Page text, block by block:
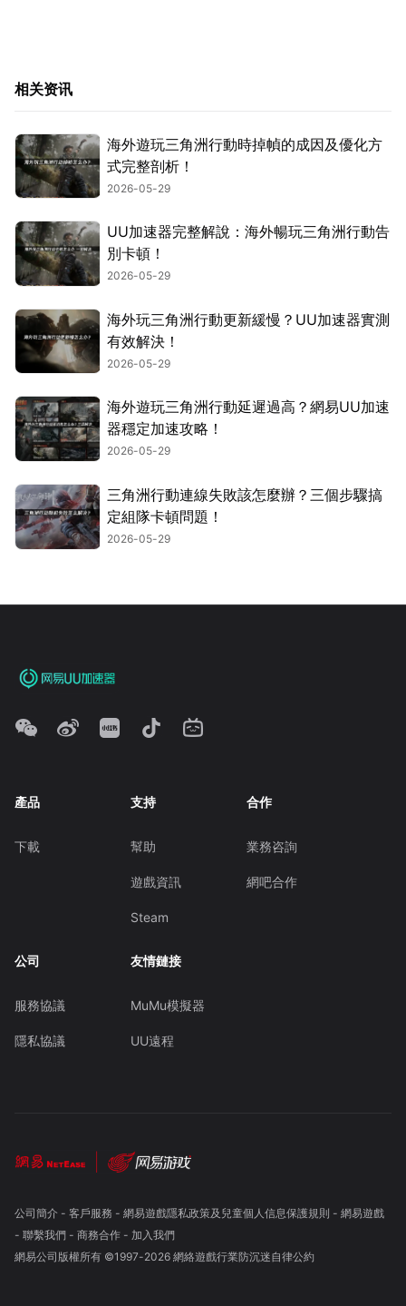
相关资讯
海外遊玩三角洲行動時掉幀的成因及優化方
式完整剖析！
2026-05-29
UU加速器完整解說：海外暢玩三角洲行動告
別卡頓！
2026-05-29
海外玩三角洲行動更新緩慢？UU加速器實測
有效解決！
2026-05-29
海外遊玩三角洲行動延遲過高？網易UU加速
器穩定加速攻略！
2026-05-29
三角洲行動連線失敗該怎麼辦？三個步驟搞
定組隊卡頓問題！
2026-05-29
產品
下載
支持
幫助
遊戲資訊
Steam
合作
業務咨詢
網吧合作
公司
服務協議
隱私協議
友情鏈接
MuMu模擬器
UU遠程
公司簡介- 客戶服務 - 網易遊戲隱私政策及兒童個人信息保護規則 - 網易遊戲
- 聯繫我們- 商務合作- 加入我們
網易公司版權所有 ©1997-2026 網絡遊戲行業防沉迷自律公約